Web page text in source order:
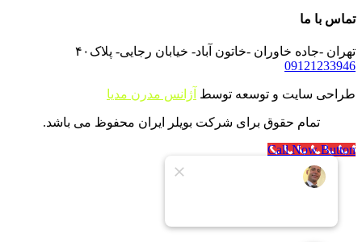
تماس با ما
تهران -جاده خاوران -خاتون آباد- خیابان رجایی- پلاک۴۰
09121233946
طراحی سایت و توسعه توسط آژانس مدرن مدیا
تمام حقوق برای شرکت بویلر ایران محفوظ می باشد.
Call Now Button